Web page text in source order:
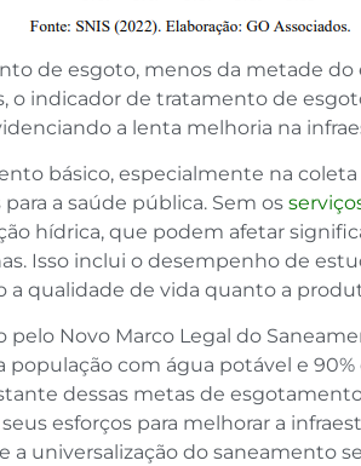
de esgoto, menos da metade do
o indicador de tratamento de
a lenta melhoria na
básico, especialmente na
a saúde pública. Sem os
hídrica, que podem afetar
Isso inclui o desempenho de
qualidade de vida quanto a
Novo Marco Legal do
população com água potável e
dessas metas de
esforços para melhorar a
a universalização do saneamento